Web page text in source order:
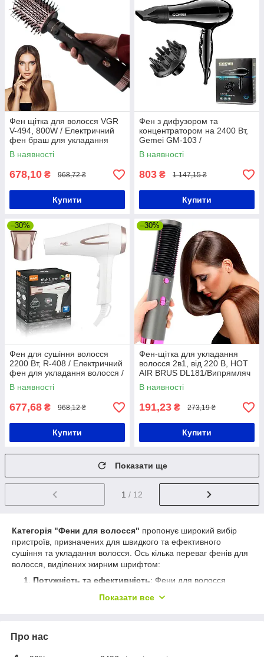
Фен щітка для волосся VGR
V-494, 800W / Електричний
фен браш для укладання
волосся / Фен для волосся
В наявності
678,10 ₴ 968,72 ₴
Купити
Фен з дифузором та
концентратором на 2400 Вт,
Gemei GM-103 /
Професійний фен для
волосся з іонізацією
В наявності
803 ₴ 1 147,15 ₴
Купити
–30%
Фен для сушіння волосся
2200 Вт, R-408 / Електричний
фен для укладання волосся /
Професійний фен з
іонізацією
В наявності
677,68 ₴ 968,12 ₴
Купити
–30%
Фен-щітка для укладання
волосся 2в1, від 220 В, HOT
AIR BRUS DL181/Випрямляч
для будь-якого типу волосся
В наявності
191,23 ₴ 273,19 ₴
Купити
Показати ще
1 / 12
Категорія "Фени для волосся" пропонує широкий вибір
пристроїв, призначених для швидкого та ефективного
сушіння та укладання волосся. Ось кілька переваг фенів для
волосся, виділених жирним шрифтом:
Потужність та ефективність: Фени для волосся
висушити волосся. Завдяки цьому ви заощаджуєте час і
Регульовані налаштування швидкості та
Показати все
Про нас